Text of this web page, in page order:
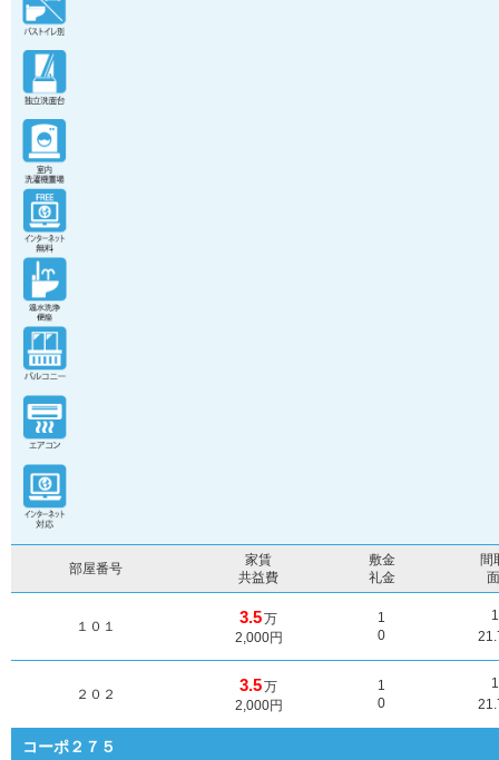
部屋番号
家賃
共益費
敷金
礼金
間
１０１ 3.5万
2,000円
1
0
２０２ 3.5万
2,000円
1
0
コーポ２７５